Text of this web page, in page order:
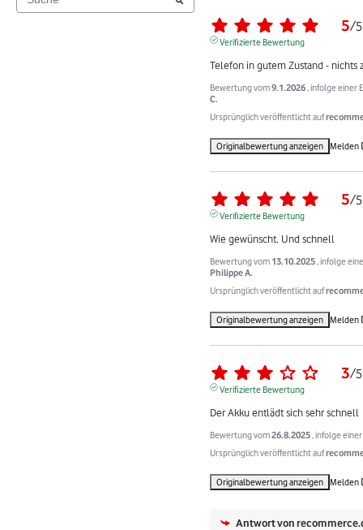
5/5
Verifizierte Bewertung
Telefon in gutem Zustand - nichts
Bewertung vom9.1.2026 , infolge einer
C.
Ursprünglich veröffentlicht auf
Originalbewertung anzeigen Melden
5/5
Verifizierte Bewertung
Wie gewünscht. Und schnell
Bewertung vom 13.10.2025 , infolge
Philippe A.
Ursprünglich veröffentlicht auf
Originalbewertung anzeigen Melden
3/5
Verifizierte Bewertung
Der Akku entlädt sich sehr schnell
Bewertung vom26.8.2025 , infolge
Ursprünglich veröffentlicht auf
Originalbewertung anzeigen Melden
Antwort von